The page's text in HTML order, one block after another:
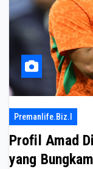
Premanlife.biz.i
Profil Amad
yang